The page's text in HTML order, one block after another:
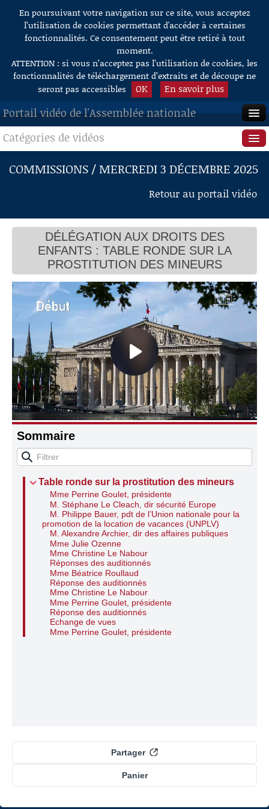
Aller au contenu
En poursuivant votre navigation sur ce site, vous acceptez
l’utilisation de cookies permettant d'accéder à certaines
fonctionnalités. Ce consentement peut être retiré à tout
moment.
ATTENTION : si vous n’acceptez pas l’utilisation de cookies, les
fonctionnalités de téléchargement d’extraits et de découpe ne
seront pas accessibles
OK En savoir plus
Portail vidéo de l'Assemblée nationale
ACCUEIL
EN DIRECT
RECHERCHE
AIDE À LA DÉCOUPE
DE VIDÉOS
Catégories de vidéos
Séance publique
Questions au Gouvernement
Commissions
Présidence
Évènements
Connaissance, Histoire
Autres
COMMISSIONS / MERCREDI 3 DÉCEMBRE 2025
Retour au portail vidéo
DÉLÉGATION AUX DROITS DES
ENFANTS : TABLE RONDE SUR LA
PROSTITUTION DES MINEURS
Sommaire
Table ronde sur la prostitution des mineurs
Mme Perrine Goulet, présidente
M. Stéphane Le Cleach, dir sécurité Europe
M. Philippe Bauer, pdt de l’Union nationale pour la
promotion de la location de vacances (UNPLV)
M. Alexandre Archier, dir des affaires publiques
Mme Julie Ozenne
Mme Christine Le Nabour
Réponses des auditionnés
Mme Béatrice Roullaud
Réponse des auditionnés
Mme Christine Le Nabour
Mme Perrine Goulet, présidente
Réponse des auditionnés
Echange de vues
Mme Perrine Goulet, présidente
Panier
Partager